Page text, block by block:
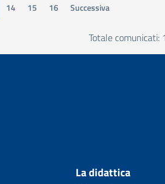
14 15 16 Successiva
Totale comunicati:
La didattica